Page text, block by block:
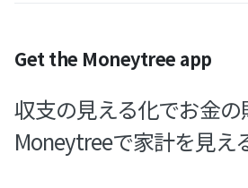
Get the Moneytree app
収支の見える化でお金
Moneytreeで家計を見え